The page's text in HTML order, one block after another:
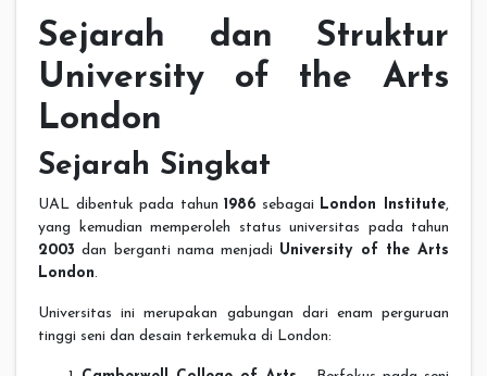
Sejarah dan Struktur
University of the Arts
London
Sejarah Singkat
UAL dibentuk pada tahun1986 sebagai London Institute,
yang kemudian memperoleh status universitas pada tahun
2003 dan berganti nama menjadi University of the Arts
London.
Universitas ini merupakan gabungan dari enam perguruan
tinggi seni dan desain terkemuka di London: